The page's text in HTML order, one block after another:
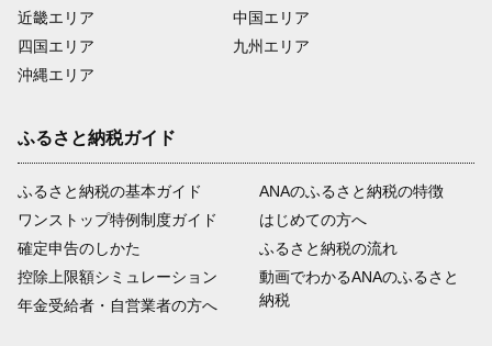
近畿エリア
四国エリア
沖縄エリア
中国エリア
九州エリア
ふるさと納税ガイド
ふるさと納税の基本ガイド
ワンストップ特例制度ガイド
確定申告のしかた
控除上限額シミュレーション
年金受給者・自営業者の方へ
ANAのふるさと納税の特徴
はじめての方へ
ふるさと納税の流れ
動画でわかるANAのふるさと
納税